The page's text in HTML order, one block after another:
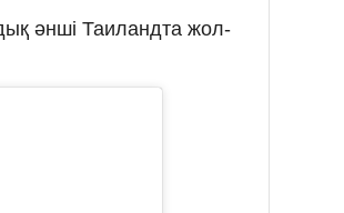
әнші Таиландта жол-